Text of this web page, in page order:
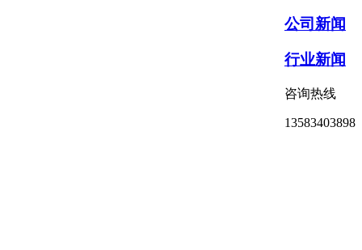
公司新闻
行业新闻
咨询热线
13583403898